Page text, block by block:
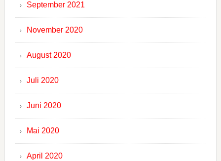
September 2021
November 2020
August 2020
Juli 2020
Juni 2020
Mai 2020
April 2020